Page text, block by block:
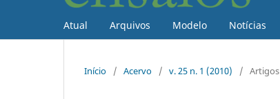
Atual Arquivos Modelo Notícias
Início / Acervo / v. 25 n. 1 (2010) / Artigos